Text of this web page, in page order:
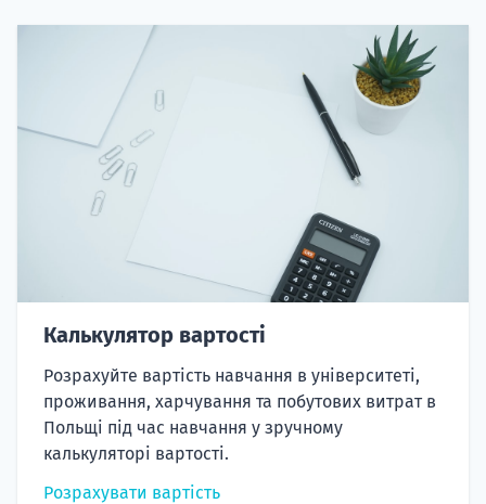
Калькулятор вартості
Розрахуйте вартість навчання в університеті,
проживання, харчування та побутових витрат в
Польщі під час навчання у зручному
калькуляторі вартості.
Розрахувати вартість